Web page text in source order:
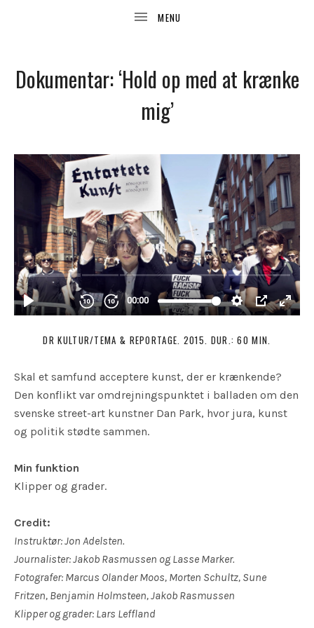
Dokumentar: ‘Hold op med at krænke
mig’
DR KULTUR/TEMA & REPORTAGE. 2015. DUR.: 60 MIN.
Skal et samfund acceptere kunst, der er krænkende?
Den konflikt var omdrejningspunktet i balladen om den
svenske street-art kunstner Dan Park, hvor jura, kunst
og politik stødte sammen.
Min funktion
Klipper og grader.
Credit:
Instruktør: Jon Adelsten.
Journalister: Jakob Rasmussen og Lasse Marker.
Fotografer: Marcus Olander Moos, Morten Schultz, Sune
Fritzen, Benjamin Holmsteen, Jakob Rasmussen
Klipper og grader: Lars Leffland